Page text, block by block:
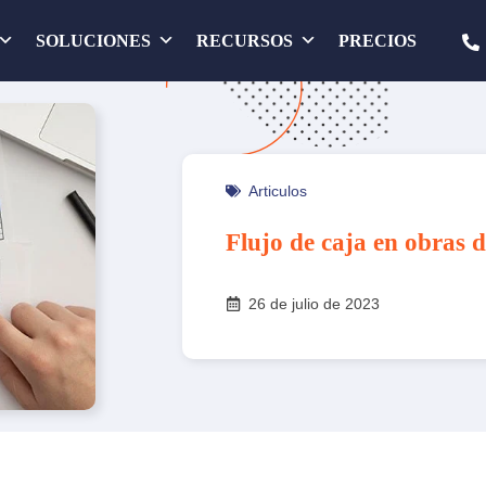
SOLUCIONES RECURSOS PRECIOS
Articulos
Flujo de caja en obras
26 de julio de 2023